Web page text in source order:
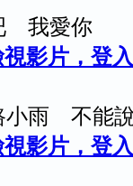
我愛你
影片，登
小雨 不能
影片，登